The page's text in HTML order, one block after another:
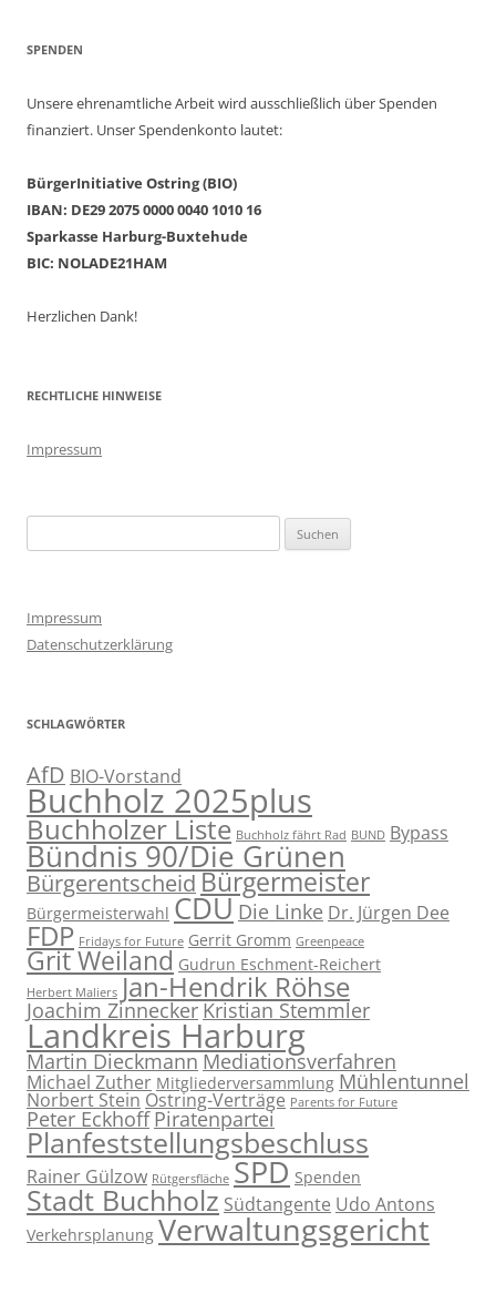
SPENDEN
Unsere ehrenamtliche Arbeit wird ausschließlich über Spenden
finanziert. Unser Spendenkonto lautet:
BürgerInitiative Ostring (BIO)
IBAN: DE29 2075 0000 0040 1010 16
Sparkasse Harburg-Buxtehude
BIC: NOLADE21HAM
Herzlichen Dank!
RECHTLICHE HINWEISE
Impressum
nach:
Impressum
Datenschutzerklärung
SCHLAGWÖRTER
AfD BIO-Vorstand
Buchholz 2025plus
Buchholzer Liste Buchholz fährt Rad BUND Bypass
Bündnis 90/Die Grünen
BürgerentscheidBürgermeister
Bürgermeisterwahl CDU Die Linke Dr. Jürgen Dee
FDP Fridays for Future Gerrit Gromm Greenpeace
Grit Weiland Gudrun Eschment-Reichert
Herbert Maliers Jan-Hendrik Röhse
Joachim ZinneckerKristian Stemmler
Landkreis Harburg
Martin DieckmannMediationsverfahren
Michael Zuther Mitgliederversammlung Mühlentunnel
Norbert Stein Ostring-Verträge Parents for Future
Peter Eckhoff Piratenpartei
Planfeststellungsbeschluss
Rainer Gülzow Rütgersfläche SPD Spenden
Stadt Buchholz Südtangente Udo Antons
Verkehrsplanung Verwaltungsgericht